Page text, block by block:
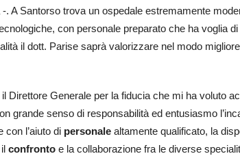
. A Santorso trova un ospedale estremamente
con personale preparato che ha voglia
il dott. Parise saprà valorizzare nel modo
il Direttore Generale per la fiducia che mi ha voluto
grande senso di responsabilità ed entusiasmo
con l’aiuto di personale altamente qualificato, la
confronto e la collaborazione fra le diverse